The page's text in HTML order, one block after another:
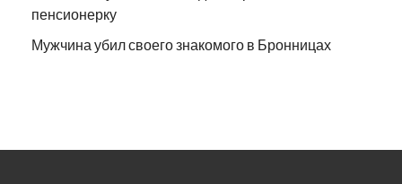
пенсионерку
Мужчина убил своего знакомого в Бронницах